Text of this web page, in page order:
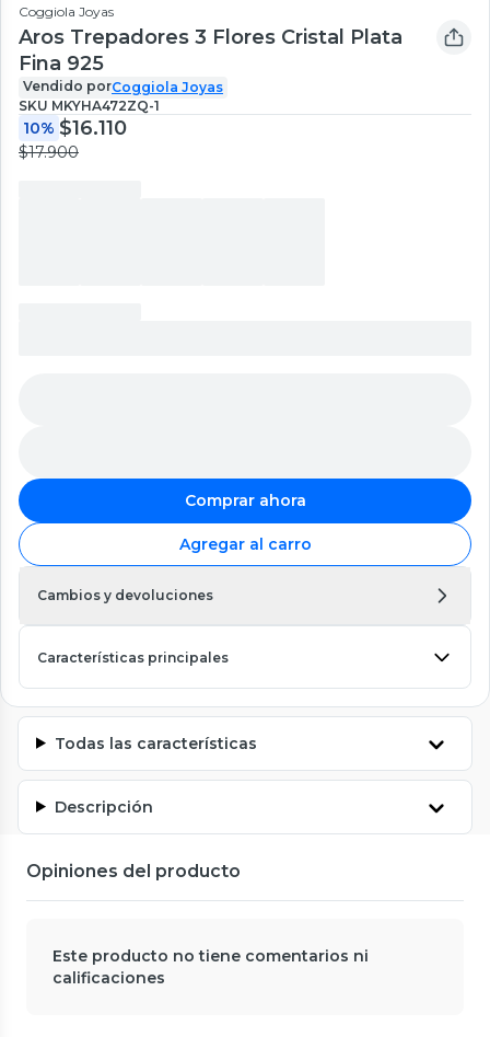
Coggiola Joyas
Aros Trepadores 3 Flores Cristal Plata
Fina 925
Vendido porCoggiola Joyas
SKU MKYHA472ZQ-1
10% $16.110
$17.900
Comprar ahora
Agregar al carro
Cambios y devoluciones
Características principales
Todas las características
Descripción
Opiniones del producto
Este producto no tiene comentarios ni
calificaciones